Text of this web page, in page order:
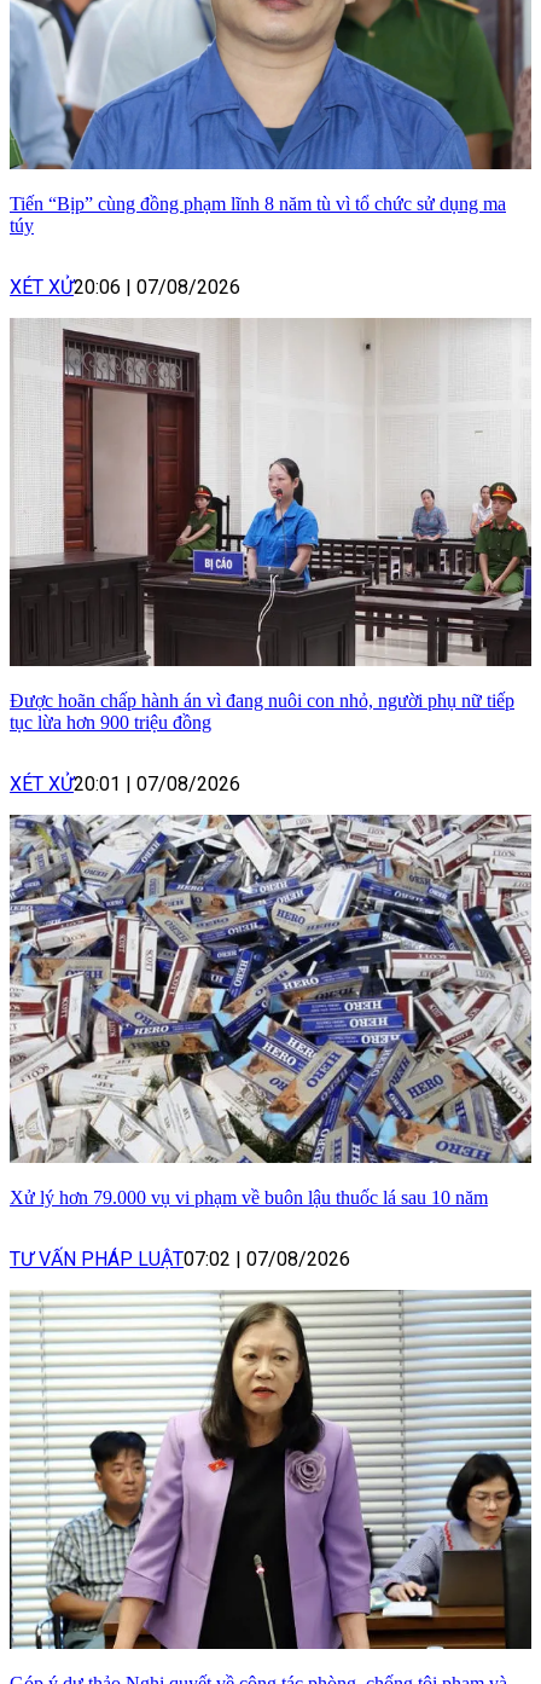
Tiến “Bịp” cùng đồng phạm lĩnh 8 năm tù vì tổ chức sử dụng ma
túy
XÉT XỬ20:06 | 07/08/2026
Được hoãn chấp hành án vì đang nuôi con nhỏ, người phụ nữ tiếp
tục lừa hơn 900 triệu đồng
XÉT XỬ20:01 | 07/08/2026
Xử lý hơn 79.000 vụ vi phạm về buôn lậu thuốc lá sau 10 năm
TƯ VẤN PHÁP LUẬT07:02 | 07/08/2026